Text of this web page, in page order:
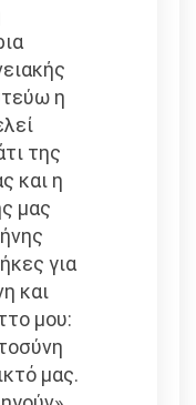
η
της
και η
μας
για
και
μου:
μας.